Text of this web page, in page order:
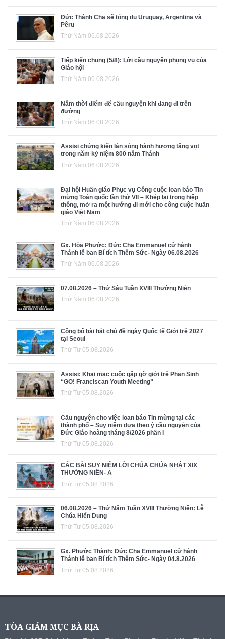
Đức Thánh Cha sẽ tông du Uruguay, Argentina và
Pêru
Thứ Năm 06.08.2026
Tiếp kiến chung (5/8): Lời cầu nguyện phụng vụ của
Giáo hội
Thứ Năm 06.08.2026
Năm thời điểm để cầu nguyện khi đang đi trên
đường
Thứ Năm 06.08.2026
Assisi chứng kiến làn sóng hành hương tăng vọt
trong năm kỷ niệm 800 năm Thánh
Thứ Năm 06.08.2026
Đại hội Huấn giáo Phục vụ Công cuộc loan báo Tin
mừng Toàn quốc lần thứ VII – Khép lại trong hiệp
thông, mở ra một hướng đi mới cho công cuộc huấn
giáo Việt Nam
Thứ Năm 06.08.2026
Gx. Hòa Phước: Đức Cha Emmanuel cử hành
Thánh lễ ban Bí tích Thêm Sức- Ngày 06.08.2026
Thứ Năm 06.08.2026
07.08.2026 – Thứ Sáu Tuần XVIII Thường Niên
Thứ Năm 06.08.2026
Công bố bài hát chủ đề ngày Quốc tế Giới trẻ 2027
tại Seoul
Thứ Tư 05.08.2026
Assisi: Khai mạc cuộc gặp gỡ giới trẻ Phan Sinh
“GO! Franciscan Youth Meeting”
Thứ Tư 05.08.2026
Cầu nguyện cho việc loan báo Tin mừng tại các
thành phố – Suy niệm dựa theo ý cầu nguyện của
Đức Giáo hoàng tháng 8/2026 phần I
Thứ Tư 05.08.2026
CÁC BÀI SUY NIỆM LỜI CHÚA CHÚA NHẬT XIX
THƯỜNG NIÊN- A
Thứ Tư 05.08.2026
06.08.2026 – Thứ Năm Tuần XVIII Thường Niên: Lễ
Chúa Hiển Dung
Thứ Tư 05.08.2026
Gx. Phước Thành: Đức Cha Emmanuel cử hành
Thánh lễ ban Bí tích Thêm Sức- Ngày 04.8.2026
Thứ Tư 05.08.2026
TÒA GIÁM MỤC BÀ RỊA